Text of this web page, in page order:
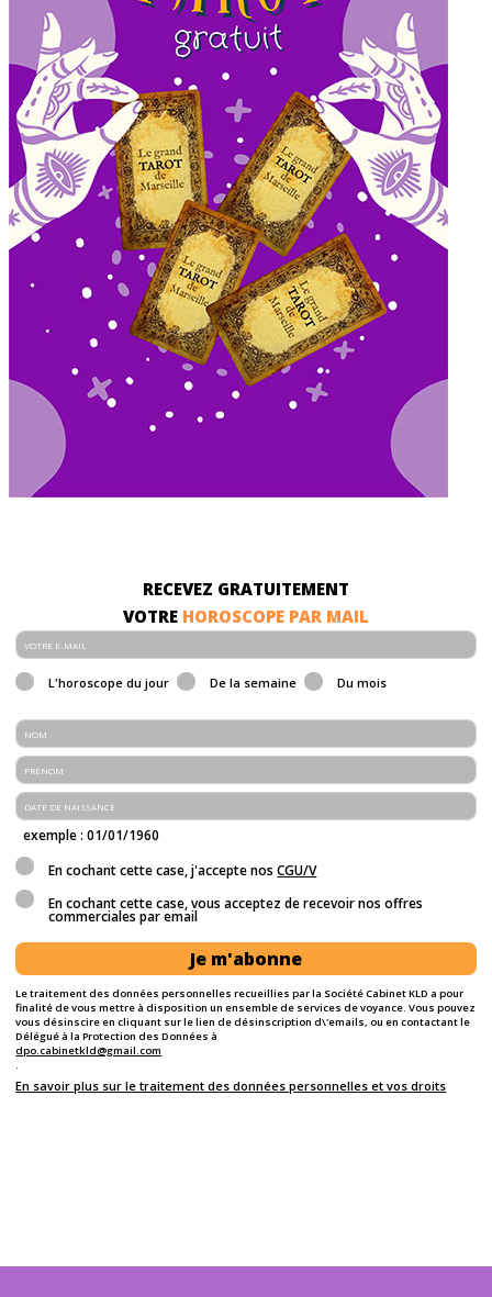
RECEVEZ GRATUITEMENT
VOTRE HOROSCOPE PAR MAIL
L'horoscope du jour De la semaine Du mois
exemple : 01/01/1960
En cochant cette case, j'accepte nosCGU/V
En cochant cette case, vous acceptez de recevoir nos offres
commerciales par email
Je m'abonne
Le traitement des données personnelles recueillies par la Société Cabinet KLD a pour
finalité de vous mettre à disposition un ensemble de services de voyance. Vous pouvez
vous désinscire en cliquant sur le lien de désinscription d\'emails, ou en contactant le
Délégué à la Protection des Données à
dpo.cabinetkld@gmail.com
.
En savoir plus sur le traitement des données personnelles et vos droits